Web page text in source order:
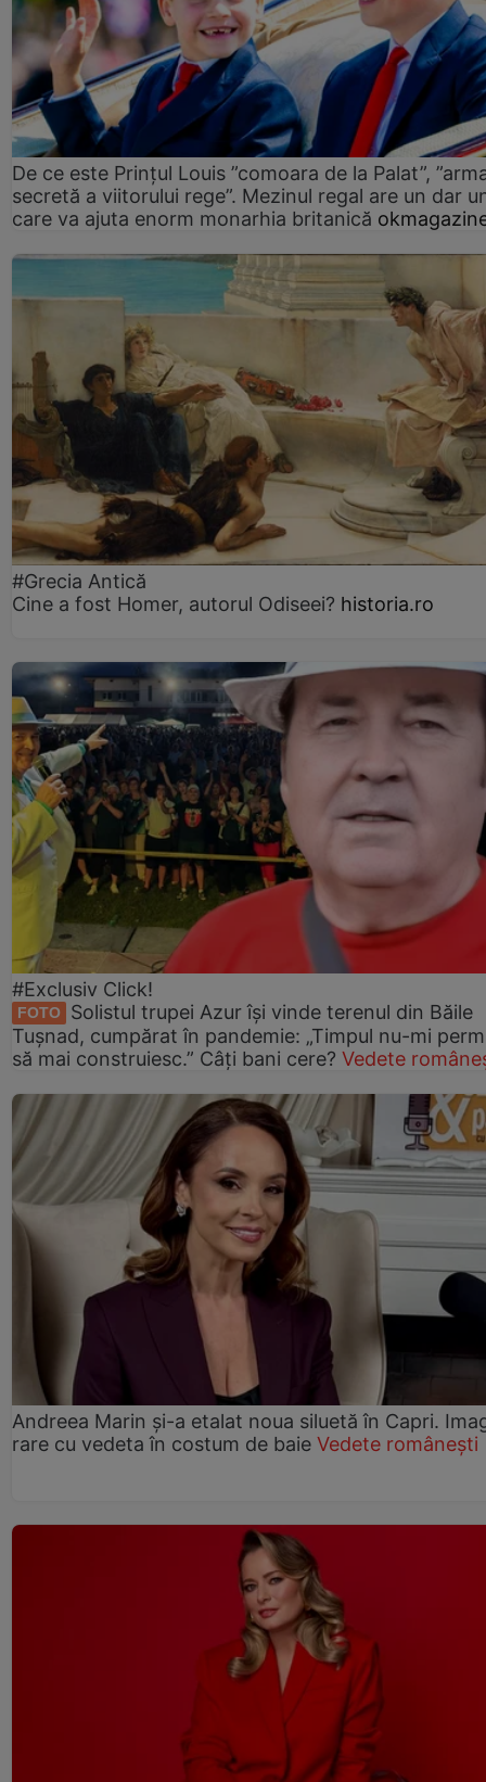
De ce este Prințul Louis ”comoara de la Palat”,
secretă a viitorului rege”. Mezinul regal are un dar
care va ajuta enorm monarhia britanică
#Grecia Antică
Cine a fost Homer, autorul Odiseei? historia.ro
#Exclusiv Click!
FOTO
Solistul trupei Azur își vinde terenul din Băile
Tușnad, cumpărat în pandemie: „Timpul nu-mi
să mai construiesc.” Câți bani cere? Vedete
Andreea Marin și-a etalat noua siluetă în Capri.
rare cu vedeta în costum de baie Vedete românești